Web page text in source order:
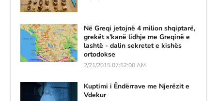
Në Greqi jetojnë 4 milion shqiptarë,
grekët s'kanë lidhje me Greqinë e
lashtë - dalin sekretet e kishës
ortodokse
2/21/2015 07:52:00 AM
Kuptimi i Ëndërrave me Njerëzit e
Vdekur